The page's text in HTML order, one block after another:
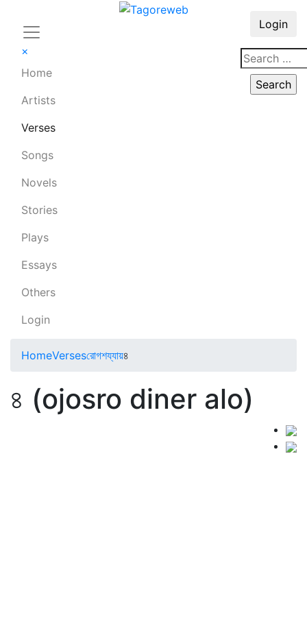
×
Home
Artists
Verses
Songs
Novels
Stories
Plays
Essays
Others
Login
Login
HomeVersesরোগশয্যায়৪
৪ (ojosro diner alo)